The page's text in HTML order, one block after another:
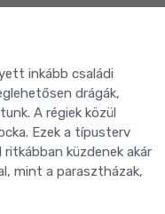
inkább családi
drágák,
A régiek közül
Ezek a típusterv
küzdenek akár
mint a parasztházak,